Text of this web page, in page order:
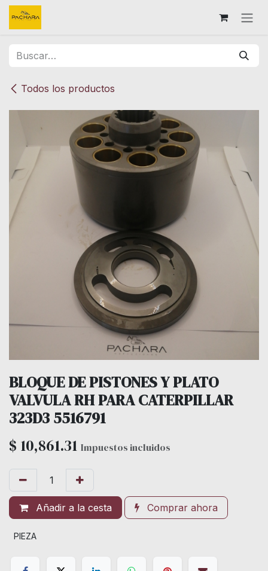
Ir al contenido
Todos los productos
BLOQUE DE PISTONES Y PLATO
VALVULA RH PARA CATERPILLAR
323D3 5516791
$ 10,861.31 Impuestos incluidos
Añadir a la cesta Comprar ahora
PIEZA